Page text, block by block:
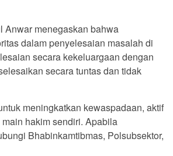
Anwar menegaskan bahwa
dalam penyelesaian masalah di
secara kekeluargaan dengan
secara tuntas dan tidak
meningkatkan kewaspadaan, aktif
hakim sendiri. Apabila
Bhabinkamtibmas, Polsubsektor,